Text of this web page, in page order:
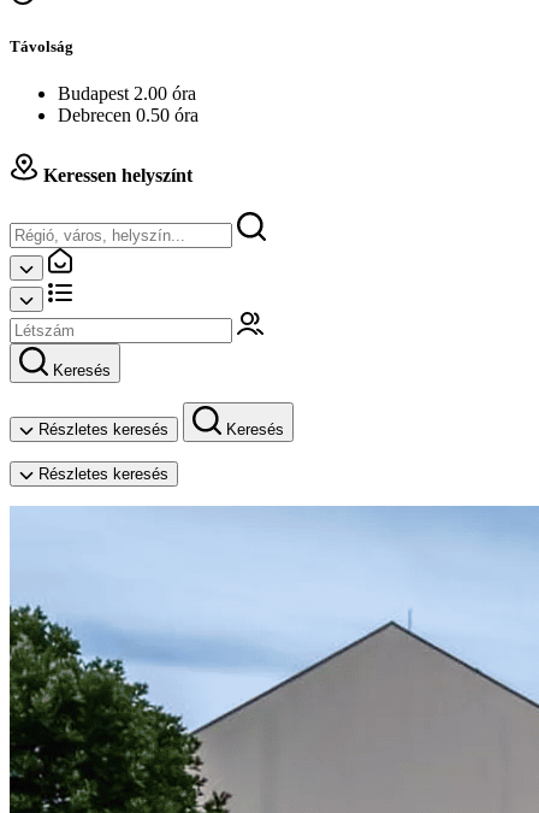
Távolság
Budapest 2.00 óra
Debrecen 0.50 óra
Keressen helyszínt
Keresés
Részletes keresés Keresés
Részletes keresés